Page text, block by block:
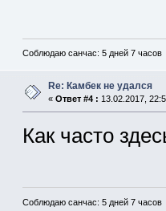
Соблюдаю санчас: 5 дней 7 часов
Re: Камбек не удался
« Ответ #4 : 13.02.2017,
Как часто
Соблюдаю санчас: 5 дней 7 часов